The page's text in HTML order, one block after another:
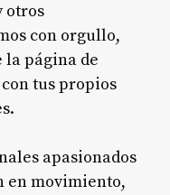
otros
con orgullo,
la página de
tus propios
apasionados
en movimiento,